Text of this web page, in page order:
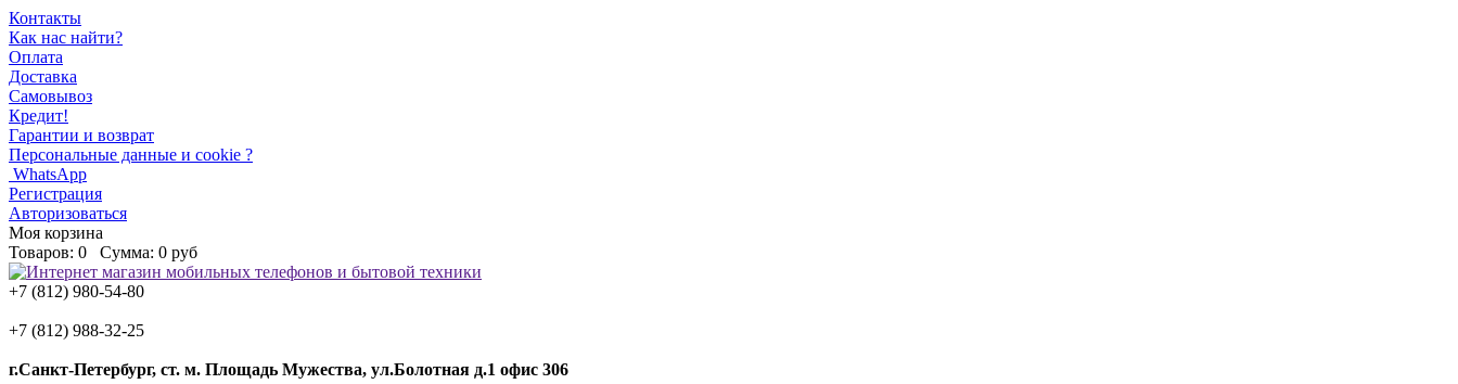
Контакты
Как нас найти?
Оплата
Доставка
Самовывоз
Кредит!
Гарантии и возврат
Персональные данные и cookie ?
WhatsApp
Регистрация
Авторизоваться
Моя корзина
Товаров: 0 Сумма: 0 руб
+7 (812) 980-54-80
+7 (812) 988-32-25
г.Санкт-Петербург, ст. м. Площадь Мужества, ул.Болотная д.1 офис 306